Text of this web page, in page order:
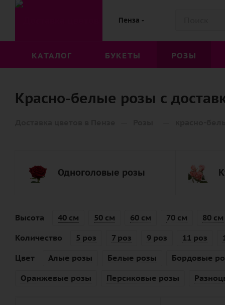
Пенза
КАТАЛОГ БУКЕТЫ РОЗЫ
Красно-белые розы с
Одноголовые розы
Высота 40 см 50 см 60 см 70 см 80 см
Количество
5 роз 7 роз 9 роз 11 роз
Цвет
Алые розы Белые розы Бордовые
Оранжевые розы
Персиковые розы